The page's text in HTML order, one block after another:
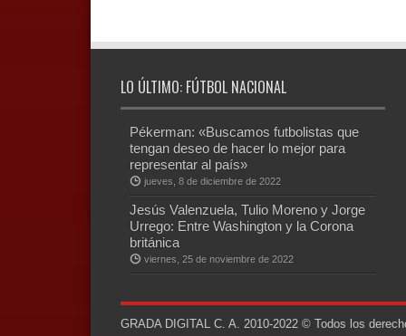
LO ÚLTIMO: FÚTBOL NACIONAL
Pékerman: «Buscamos futbolistas que
tengan deseo de hacer lo mejor para
representar al país»
jueves, 8 de diciembre de 2022
Jesús Valenzuela, Tulio Moreno y Jorge
Urrego: Entre Washington y la Corona
británica
viernes, 25 de noviembre de 2022
GRADA DIGITAL C. A. 2010-2022 © Todos los